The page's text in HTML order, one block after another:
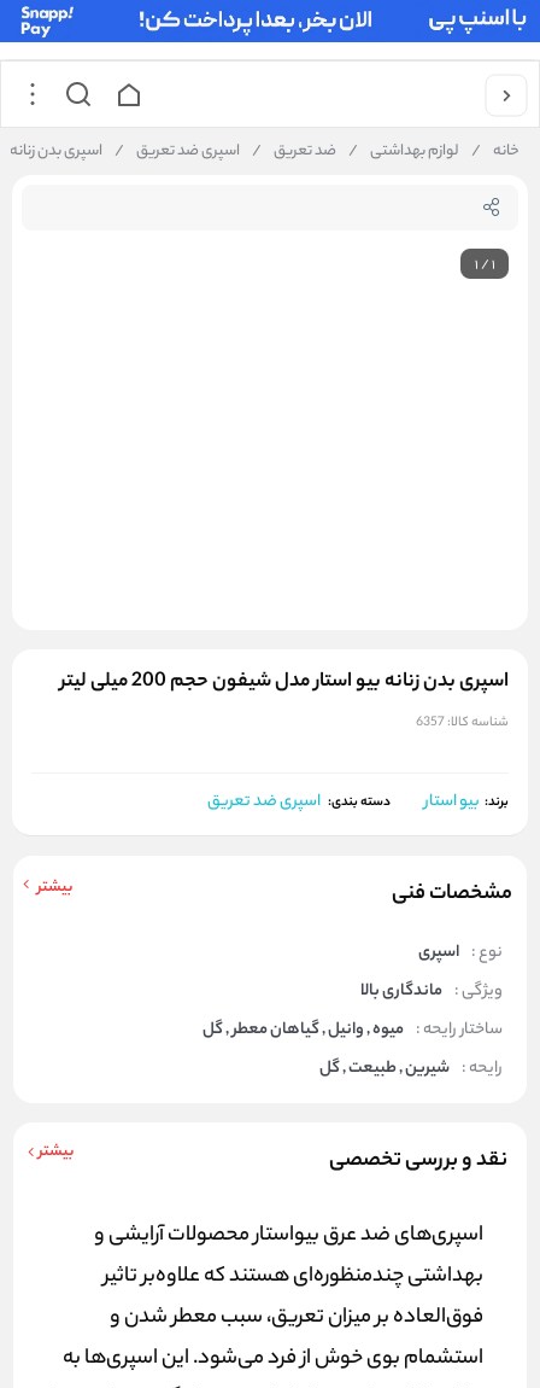
خانه / لوازم بهداشتی / ضد تعریق / اسپری ضد تعریق / اسپری بدن زنانه بیو
1/1
اسپری بدن زنانه بیو استار مدل شیفون حجم 200 میلی لیتر
شناسه کالا: 6357
برند: بیو استار دسته بندی: اسپری ضد تعریق
مشخصات فنی بیشتر
نوع : اسپری
ویژگی : ماندگاری بالا
ساختار رایحه : میوه , وانیل , گیاهان معطر , گل
رایحه : شیرین , طبیعت , گل
نقد و بررسی تخصصی بیشتر
اسپری‌های ضد عرق بیواستار محصولات آرایشی و
بهداشتی چند‌منظوره‌ای هستند که علاوه‌بر تاثیر
فوق‌العاده بر میزان تعریق، سبب معطر شدن و
استشمام بوی خوش از فرد می‌شود. این اسپری‌ها به